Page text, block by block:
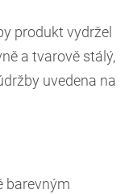
produkt vydržel
a tvarově stálý,
uvedena na
barevným